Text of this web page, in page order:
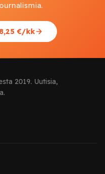
€/kk
2019. Uutisia,